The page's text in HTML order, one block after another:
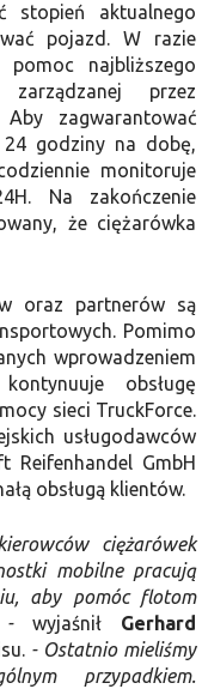
stopień aktualnego
pojazd. W razie
najbliższego
przez
zagwarantować
24 godziny na dobę,
monitoruje
Na zakończenie
że ciężarówka
oraz partnerów są
Pomimo
wprowadzeniem
obsługę
sieci TruckForce.
usługodawców
Reifenhandel GmbH
obsługą klientów.
ciężarówek
mobilne pracują
aby pomóc flotom
-wyjaśnił Gerhard
- Ostatnio mieliśmy
przypadkiem.